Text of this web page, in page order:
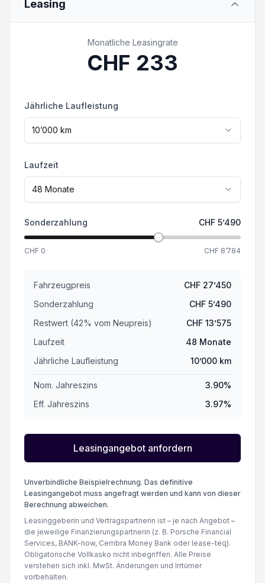
USB-C Anschluss
Spurwechselassistent
ESP Elektronisches Stabilitätsprogramm
Sie mit uns Kontakt auf. Die effektive
Ausstattung kann von der publizierten
Ausstattung abweichen. Irrtümer und
Zwischenverkauf vorbehalten.
Leasing
Monatliche Leasingrate
CHF 233
Jährliche Laufleistung
10’000 km
Laufzeit
48 Monate
Sonderzahlung CHF 5’490
CHF 0 CHF 8’784
Fahrzeugpreis CHF 27’450
Sonderzahlung
CHF 5’490
Restwert (42% vom Neupreis) CHF 13’575
Laufzeit
48 Monate
Jährliche Laufleistung
10’000 km
Nom. Jahreszins 3.90%
Eff. Jahreszins
3.97%
Leasingangebot anfordern
Unverbindliche Beispielrechnung. Das definitive
Leasingangebot muss angefragt werden und kann von dieser
Berechnung abweichen.
Leasinggeberin und Vertragspartnerin ist – je nach Angebot –
die jeweilige Finanzierungspartnerin (z. B. Porsche Financial
Services, BANK-now, Cembra Money Bank oder lease-teq).
Obligatorische Vollkasko nicht inbegriffen. Alle Preise
verstehen sich inkl. MwSt. Änderungen und Irrtümer
vorbehalten.